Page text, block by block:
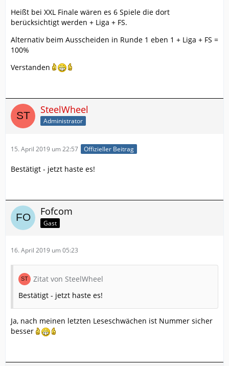
Heißt bei XXL Finale wären es 6 Spiele die dort
berücksichtigt werden + Liga + FS.
Alternativ beim Ausscheiden in Runde 1 eben 1 + Liga + FS =
100%
Verstanden
SteelWheel
Administrator
15. April 2019 um 22:57 Offizieller Beitrag
Bestätigt - jetzt haste es!
Fofcom
Gast
16. April 2019 um 05:23
Zitat von SteelWheel
Bestätigt - jetzt haste es!
Ja, nach meinen letzten Leseschwächen ist Nummer sicher
besser